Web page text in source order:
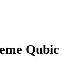
Qubic